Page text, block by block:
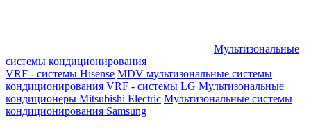
Мультизональные
системы кондиционирования
VRF - системы Hisense MDV мультизональные системы
кондиционирования VRF - системы LG Мультизональные
кондиционеры Mitsubishi Electric Мультизональные системы
кондиционирования Samsung